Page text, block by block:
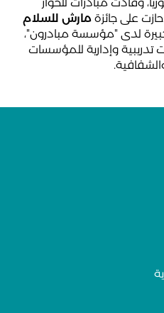
على جائزة مارش للسلام
كخبيرة لدى "مؤسسة مبادرون"،
تدريبية وإدارية للمؤسسات